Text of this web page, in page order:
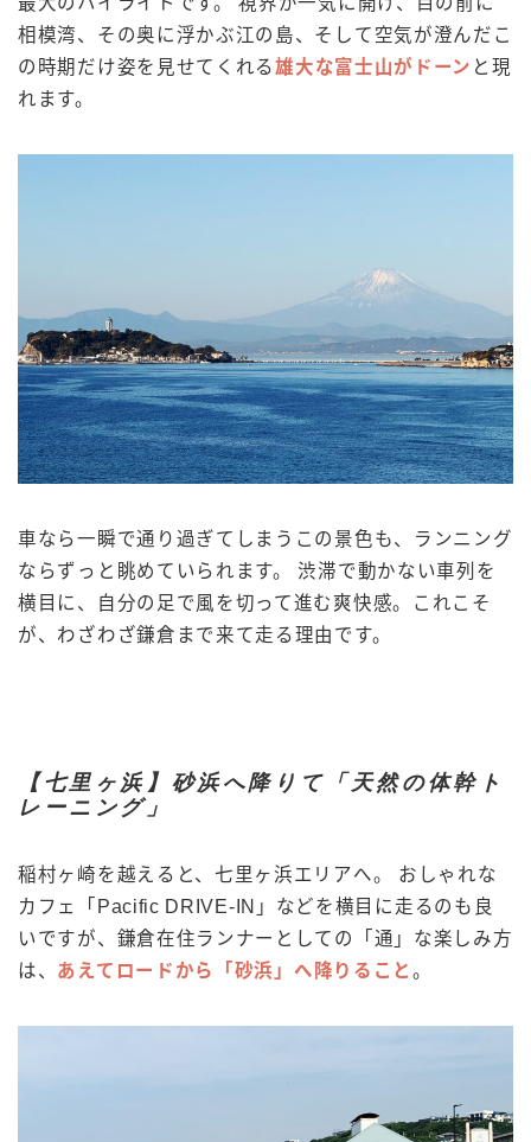
相模湾、その奥に浮かぶ江の島、そして空気が澄んだこ
の時期だけ姿を見せてくれる雄大な富士山がドーン と現
れます。
車なら一瞬で通り過ぎてしまうこの景色も、ランニング
ならずっと眺めていられます。 渋滞で動かない車列を
横目に、自分の足で風を切って進む爽快感。これこそ
が、わざわざ鎌倉まで来て走る理由です。
【七里ヶ浜】砂浜へ降りて「天然の体幹ト
レーニング」
稲村ヶ崎を越えると、七里ヶ浜エリアへ。 おしゃれな
カフェ「Pacific DRIVE-IN」などを横目に走るのも良
いですが、鎌倉在住ランナーとしての「通」な楽しみ方
は、 あえてロードから「砂浜」へ降りること。